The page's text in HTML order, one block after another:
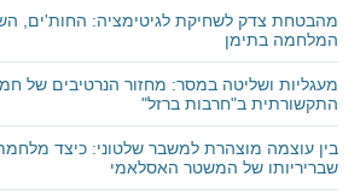
מהבטחת צדק לשחיקת לגיטימציה: החות'ים,
המלחמה בתימן
מעגליות ושליטה במסר: מחזור הנרטיבים של
התקשורתית ב"חרבות ברזל"
שבריריותו של המשטר האסלאמי